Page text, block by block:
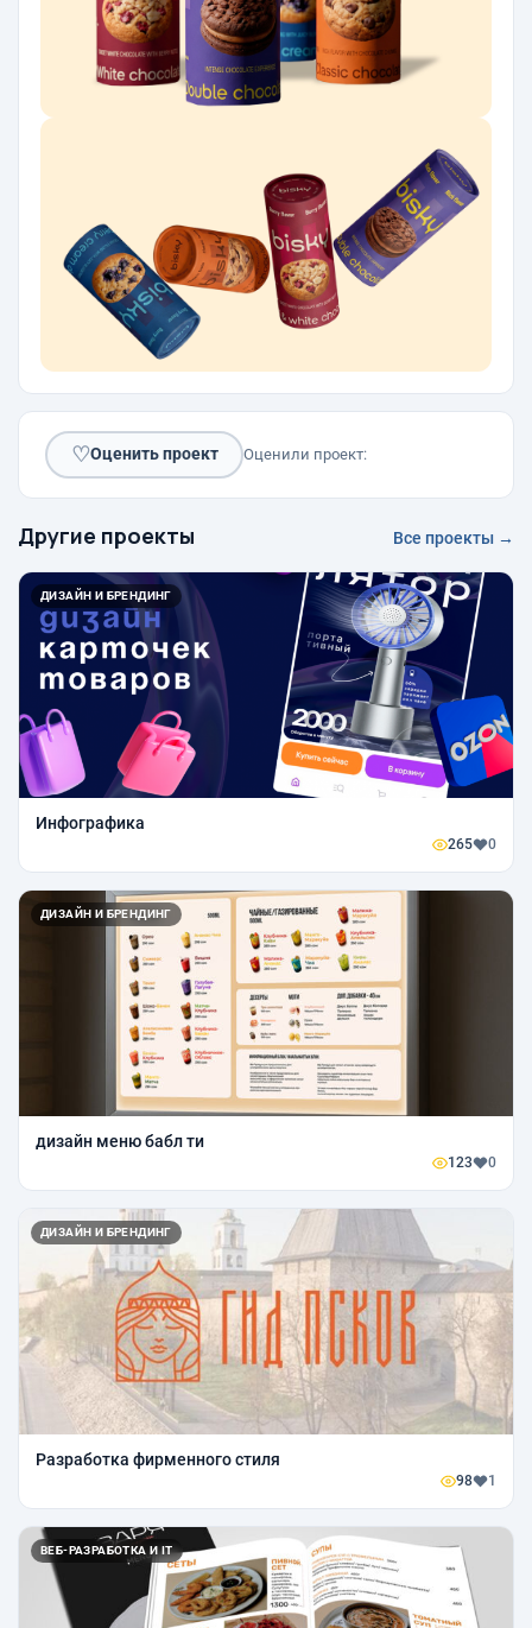
♡Оценить проект Оценили проект:
Другие проекты Все проекты →
ДИЗАЙН И БРЕНДИНГ
Инфографика
265 0
ДИЗАЙН И БРЕНДИНГ
дизайн меню бабл ти
123 0
ДИЗАЙН И БРЕНДИНГ
Разработка фирменного стиля
98 1
ВЕБ-РАЗРАБОТКА И IT